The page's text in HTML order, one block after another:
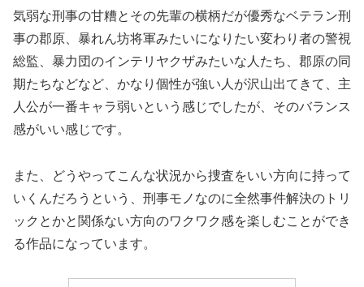
気弱な刑事の甘糟とその先輩の横柄だが優秀なベテラン刑
事の郡原、暴れん坊将軍みたいになりたい変わり者の警視
総監、暴力団のインテリヤクザみたいな人たち、郡原の同
期たちなどなど、かなり個性が強い人が沢山出てきて、主
人公が一番キャラ弱いという感じでしたが、そのバランス
感がいい感じです。
また、どうやってこんな状況から捜査をいい方向に持って
いくんだろうという、刑事モノなのに全然事件解決のトリ
ックとかと関係ない方向のワクワク感を楽しむことができ
る作品になっています。